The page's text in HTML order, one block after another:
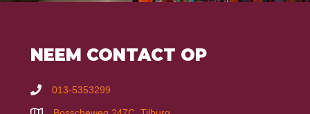
NEEM CONTACT OP
013-5353299